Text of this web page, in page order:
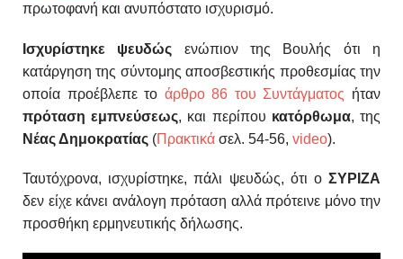
πρωτοφανή και ανυπόστατο ισχυρισμό.
Ισχυρίστηκε ψευδώς ενώπιον της Βουλής ότι η
κατάργηση της σύντομης αποσβεστικής προθεσμίας την
οποία προέβλεπε το άρθρο 86 του Συντάγματος ήταν
πρόταση εμπνεύσεως, και περίπου κατόρθωμα, της
Νέας Δημοκρατίας (Πρακτικά σελ. 54-56, video).
Ταυτόχρονα, ισχυρίστηκε, πάλι ψευδώς, ότι ο ΣΥΡΙΖΑ
δεν είχε κάνει ανάλογη πρόταση αλλά πρότεινε μόνο την
προσθήκη ερμηνευτικής δήλωσης.